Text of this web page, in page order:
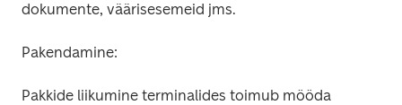
dokumente, väärisesemeid jms.
Pakendamine:
Pakkide liikumine terminalides toimub mööda